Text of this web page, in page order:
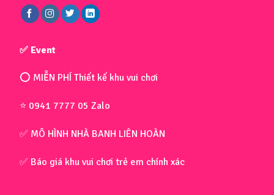
✅ Event
⭕ MIỄN PHÍ Thiết kế khu vui chơi
⭐ 0941 7777 05 Zalo
✅ MÔ HÌNH NHÀ BANH LIÊN HOÀN
✅ Báo giá khu vui chơi trẻ em chính xác